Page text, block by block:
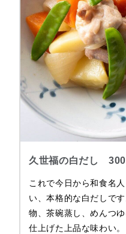
久世福の白だし
これで今日から和食名
い、本格的な白だしで
物、茶碗蒸し、めんつ
仕上げた上品な味わい。